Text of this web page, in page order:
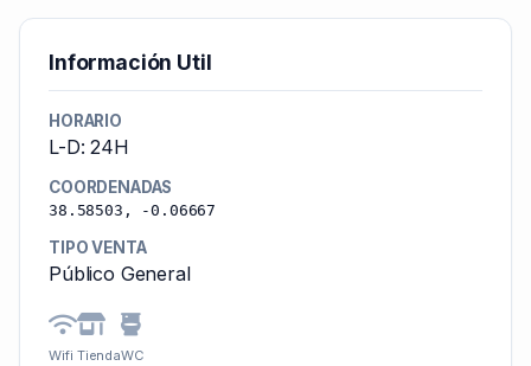
Información Util
HORARIO
L-D: 24H
COORDENADAS
38.58503, -0.06667
TIPO VENTA
Público General
Wifi TiendaWC